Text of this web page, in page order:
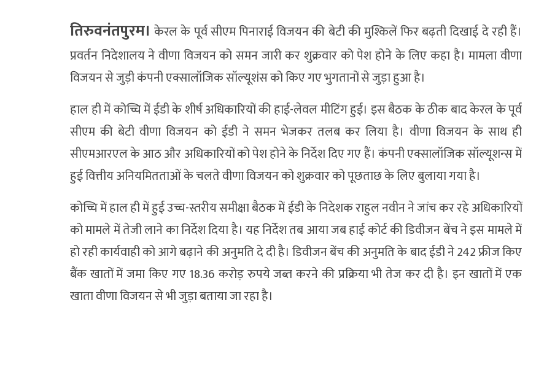
तिरुवनंतपुरम। केरल के पूर्व सीएम पिनाराई विजयन की बेटी की मुश्किलें फिर बढ़ती दिखाई दे रही हैं।
प्रवर्तन निदेशालय ने वीणा विजयन को समन जारी कर शुक्रवार को पेश होने के लिए कहा है। मामला वीणा
विजयन से जुड़ी कंपनी एक्सालॉजिक सॉल्यूशंस को किए गए भुगतानों से जुड़ा हुआ है।
हाल ही में कोच्चि में ईडी के शीर्ष अधिकारियों की हाई-लेवल मीटिंग हुई। इस बैठक के ठीक बाद केरल के पूर्व
सीएम की बेटी वीणा विजयन को ईडी ने समन भेजकर तलब कर लिया है। वीणा विजयन के साथ ही
सीएमआरएल के आठ और अधिकारियों को पेश होने के निर्देश दिए गए हैं। कंपनी एक्सालॉजिक सॉल्यूशन्स में
हुई वित्तीय अनियमितताओं के चलते वीणा विजयन को शुक्रवार को पूछताछ के लिए बुलाया गया है।
कोच्चि में हाल ही में हुई उच्च-स्तरीय समीक्षा बैठक में ईडी के निदेशक राहुल नवीन ने जांच कर रहे अधिकारियों
को मामले में तेजी लाने का निर्देश दिया है। यह निर्देश तब आया जब हाई कोर्ट की डिवीजन बेंच ने इस मामले में
हो रही कार्यवाही को आगे बढ़ाने की अनुमति दे दी है। डिवीजन बेंच की अनुमति के बाद ईडी ने 242 फ्रीज किए
बैंक खातों में जमा किए गए 18.36 करोड़ रुपये जब्त करने की प्रक्रिया भी तेज कर दी है। इन खातों में एक
खाता वीणा विजयन से भी जुड़ा बताया जा रहा है।